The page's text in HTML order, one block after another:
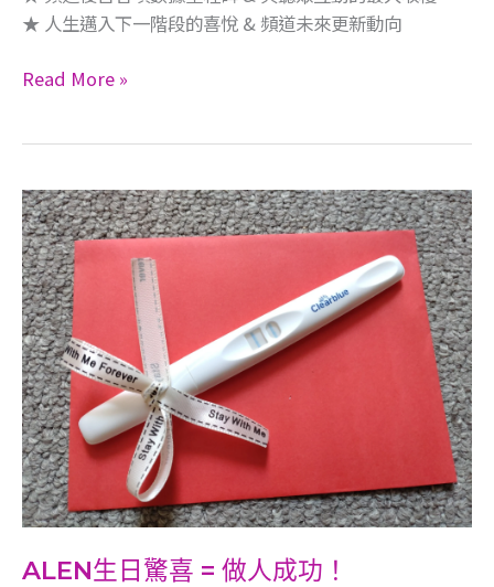
★ 人生邁入下一階段的喜悅 & 頻道未來更新動向
謝
與
持
伴
我
們
的
每
一
個
你！
Read More »
ALEN生日驚喜 = 做人成功！
ALEN
生
日
驚
喜
=
做
人
成
功！